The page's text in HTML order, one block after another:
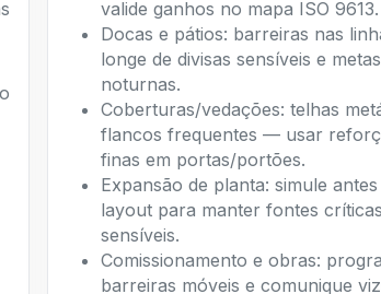
Docas e pátios: barreiras nas
longe de divisas sensíveis e
noturnas.
Coberturas/vedações: telhas
flancos frequentes — usar
finas em portas/portões.
Expansão de planta: simule
layout para manter fontes
sensíveis.
Comissionamento e obras:
barreiras móveis e comunique
queixas e atrasos.